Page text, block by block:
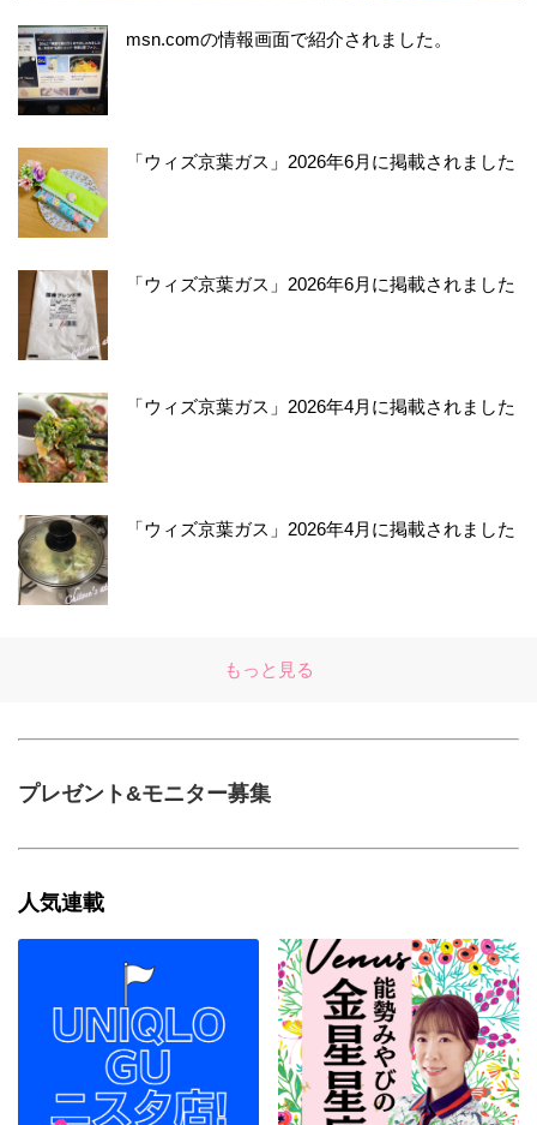
msn.comの情報画面で紹介されました。
「ウィズ京葉ガス」2026年6月に掲載されました
「ウィズ京葉ガス」2026年6月に掲載されました
「ウィズ京葉ガス」2026年4月に掲載されました
「ウィズ京葉ガス」2026年4月に掲載されました
もっと見る
プレゼント&モニター募集
人気連載